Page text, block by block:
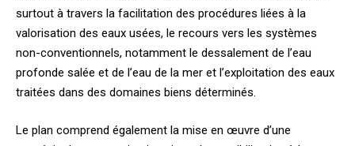
surtout à travers la facilitation des procédures liées à la
valorisation des eaux usées, le recours vers les systèmes
non-conventionnels, notamment le dessalement de l’eau
profonde salée et de l’eau de la mer et l’exploitation des eaux
traitées dans des domaines biens déterminés.
Le plan comprend également la mise en œuvre d’une